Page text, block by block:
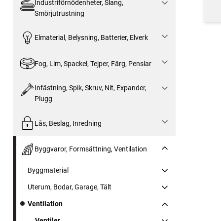
Industriförnödenheter, Slang,
Smörjutrustning
Elmaterial, Belysning, Batterier, Elverk
Fog, Lim, Spackel, Tejper, Färg, Penslar
Infästning, Spik, Skruv, Nit, Expander,
Plugg
Lås, Beslag, Inredning
Byggvaror, Formsättning, Ventilation
Byggmaterial
Uterum, Bodar, Garage, Tält
Ventilation